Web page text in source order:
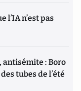
l’IA n’est pas
: Boro
tubes de l’été